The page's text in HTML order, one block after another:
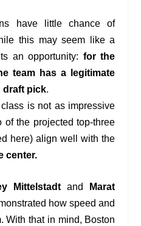
have little chance of
this may seem like a
an opportunity: for the
team has a legitimate
draft pick.
is not as impressive
the projected top-three
here) align well with the
center.
Mittelstadtand
Marat
how speed and
With that in mind, Boston